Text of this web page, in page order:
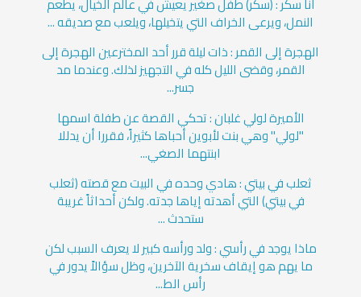
النمل، ويرعى الخراف التي يتخيلها، ويلعب مع صديقه ...
الهجرة إلى القمر : ذات ليلة قرر أحد المخترعين الهجرة إلى
القمر، وقضى الليل كله في التجهيز لذلك. وعندما مد
جسر...
الأميرة لولي غلبان : تحكي القصة عن طفلة اسمها
"لولي" وهي بنت لأبوين أحباها كثيراً، فقررا أن يدللا
ابنتهما الصغي...
ثعلب في بيتي : هادي وحده في البيت مع قصته (ثعلب
في بيتي) التي أهدته إياها جدته. ولكن أحداثاً غريبة
ستحدث ...
ماذا يوجد في رأسي : ولد ورأسه كبير لا يعرف السبب لكن
ما يهم هو إيقاف سخرية الآخرين، وظل سؤالاً يدور في
رأس الط...